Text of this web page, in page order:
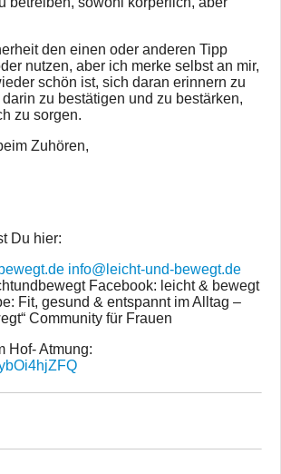
den einen oder anderen Tipp
nutzen, aber ich merke selbst an mir,
schön ist, sich daran erinnern zu
darin zu bestätigen und zu bestärken,
zu sorgen.
Zuhören,
Du hier:
info@leicht-und-bewegt.de
Facebook: leicht & bewegt
Fit, gesund & entspannt im Alltag –
Community für Frauen
Hof- Atmung: